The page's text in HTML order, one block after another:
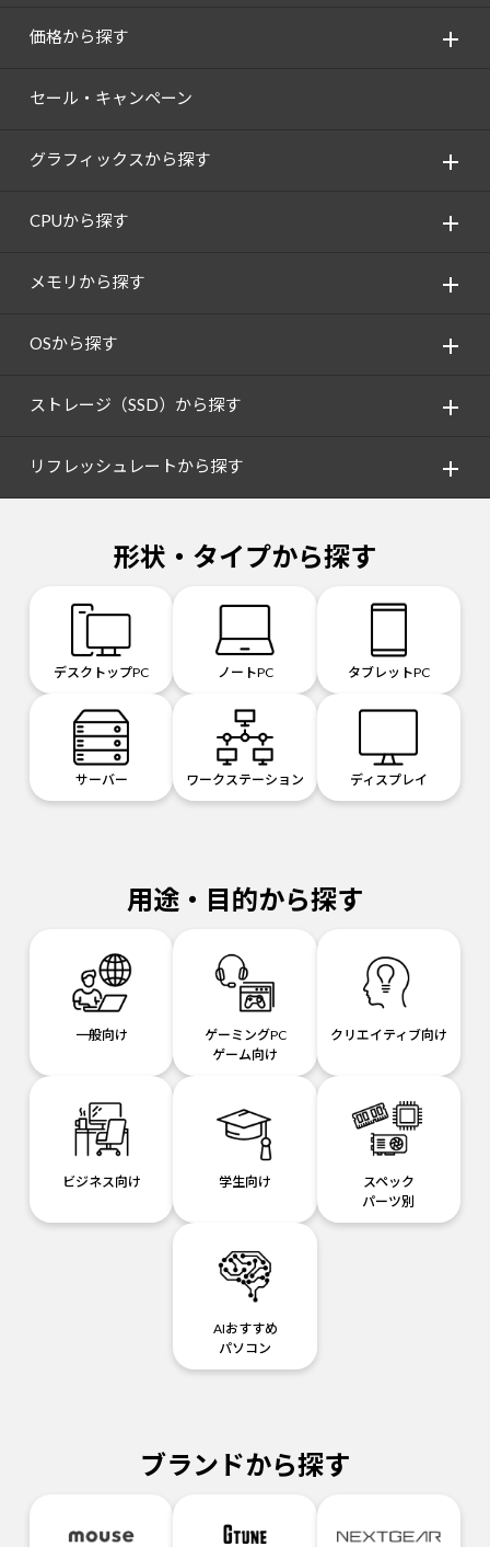
価格から探す
セール・キャンペーン
グラフィックスから探す
CPUから探す
メモリから探す
OSから探す
ストレージ（SSD）から探す
リフレッシュレートから探す
形状・タイプから探す
デスクトップPC ノートPC タブレットPC
サーバー ワークステーション ディスプレイ
用途・目的から探す
一般向け
ゲーミングPC
ゲーム向け
クリエイティブ向け
ビジネス向け 学生向け
スペック
パーツ別
AIおすすめ
パソコン
ブランドから探す